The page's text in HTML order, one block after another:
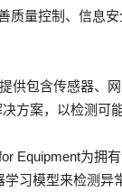
质量控制、信息安
供包含传感器、
方案，以检测可
Equipment为拥
学习模型来检测异